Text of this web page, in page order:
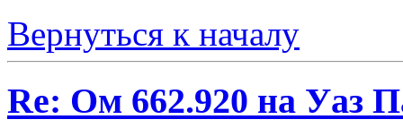
Вернуться к началу
Re: Ом 662.920 на Уаз